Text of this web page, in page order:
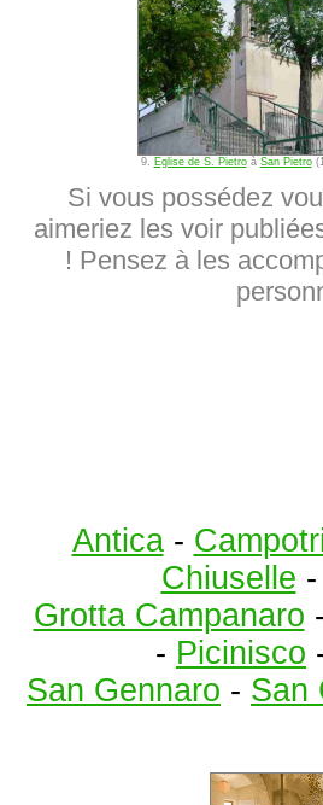
9. Eglise de S. Pietroà San Pietro
Si vous possédez
aimeriez les voir
! Pensez à les
Antica-
Chiuselle
Grotta Campanaro -
- Picinisco
San Gennaro - San